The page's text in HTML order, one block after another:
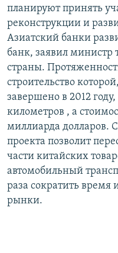
РАСПИСАНИЕ
ПОДПИШИТЕСЬ НА
СОЦИАЛЬНЫЕ СЕТИ
Все сайты РСЕ/РС
планируют принять
реконструкции и
Азиатский банки
банк, заявил
страны.
строительство
завершено в 2012
километров , а
миллиарда долларов.
проекта позволит
части китайских
автомобильный
раза сократить время
рынки.